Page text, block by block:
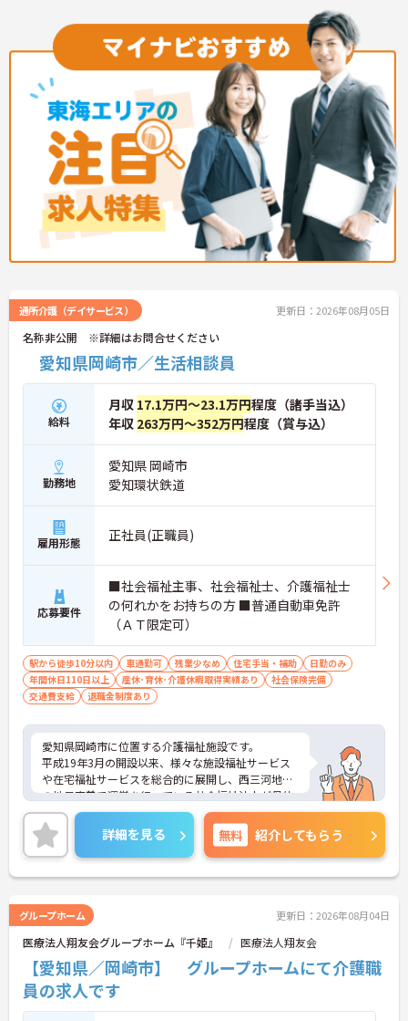
の変化に合わせた柔軟な働き方が可能なため、無理
なく長期的なキャリアを築ける環境が整っていま
す。
★おすすめPOINT★
【多職種連携で相談しやすく、協力して働ける環境
です】
・職種を超えて連携し合う体制が整っているため、
一人で抱え込まず安心して業務に取り組めます。
・周囲とサポートし合いながらお客様の生活を支え
る仕組みで、負担を軽減しながらケアに集中できま
す。
【多彩な経験を積み、専門性やキャリアを高められ
ます】
期待できます。
用意されているため、ご自身の目標に合わせて成長
していける環境です。
【頑張りが収入に直結し、モチベーションを高めら
れます】
・施設運営への貢献やチームワークを評価する独自
の特別報酬制度により、賞与とは別に収入アップが
期待できます。
・日々の努力が目に見える形で還元されるため、高
いモチベーションを維持しながらやりがいを持って
働けます。
【個性を活かしながら、自分らしいスタイルで働け
り、ご自身の価値観や清潔感を大切にしながら自分
らしく働ける環境です。
通所介護（デイサービス） 更新日：2026年08月05日
名称非公開 ※詳細はお問合せください
愛知県岡崎市／生活相談員
給料
月収 17.1万円～23.1万円程度（諸手当込）
年収 263万円～352万円程度（賞与込）
勤務地
愛知県 岡崎市
愛知環状鉄道
雇用形態 正社員(正職員)
応募要件
■社会福祉主事、社会福祉士、介護福祉士
の何れかをお持ちの方 ■普通自動車免許
（ＡＴ限定可）
駅から徒歩10分以内 車通勤可 残業少なめ 住宅手当・補助
日勤のみ
年間休日110日以上
産休･育休･介護休暇取得実績あり
社会保険完備
交通費支給
退職金制度あり
愛知県岡崎市に位置する介護福祉施設です。
平成19年3月の開設以来、様々な施設福祉サービス
や在宅福祉サービスを総合的に展開し、西三河地区
の地元密着で運営を行っている社会福祉法人が母体
となっています。
リゾートホテル・スポーツクラブ・ゴルフ練習場優
待利用などユニークな福利厚生もありますので、リ
フレッシュしながら元気に働きたいという方、是非
ご応募ください！
詳細を見る 無料 紹介してもらう
グループホーム 更新日：2026年08月04日
医療法人翔友会グループホーム『千姫』 医療法人翔友会
【愛知県／岡崎市】 グループホームにて介護職
員の求人です